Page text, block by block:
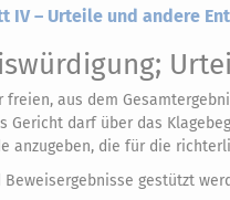
– Urteile und andere
aus dem
Gericht darf über das
anzugeben, die für die
gestützt